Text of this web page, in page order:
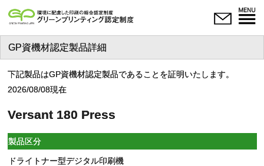
GP資機材認定製品詳細
下記製品はGP資機材認定製品であることを証明いたします。
2026/08/08現在
Versant 180 Press
製品区分
ドライトナー型デジタル印刷機